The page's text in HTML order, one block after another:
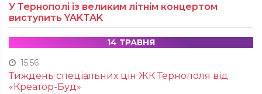
У Тернополі із великим літнім концертом
виступить YAKTAK
14 ТРАВНЯ
15:56
Тиждень спеціальних цін ЖК Тернополя від
«Креатор-Буд»